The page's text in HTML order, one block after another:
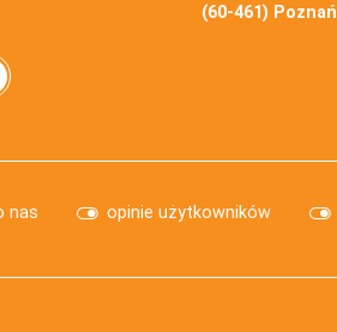
(60-461) Poznań
nas opinie użytkowników